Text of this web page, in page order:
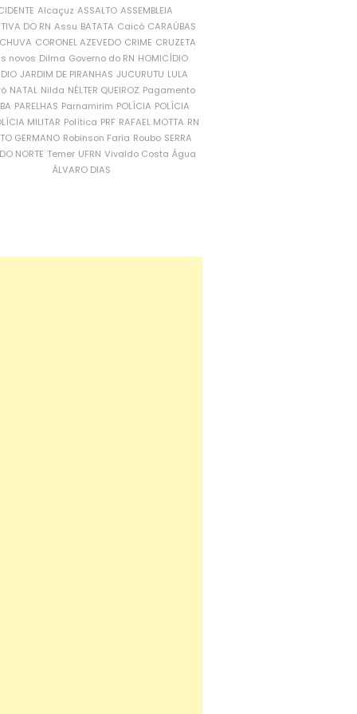
Alcaçuz ASSALTO ASSEMBLEIA
DO RN Assu BATATA Caicó CARAÚBAS
CORONEL AZEVEDO CRIME CRUZETA
novos Dilma Governo do RN HOMICÍDIO
JARDIM DE PIRANHAS JUCURUTU LULA
NATAL Nilda NÉLTER QUEIROZ Pagamento
PARELHAS Parnamirim POLÍCIA POLÍCIA
MILITAR Política PRF RAFAEL MOTTA RN
GERMANO Robinson Faria Roubo SERRA
NORTE Temer UFRN Vivaldo Costa Água
ÁLVARO DIAS